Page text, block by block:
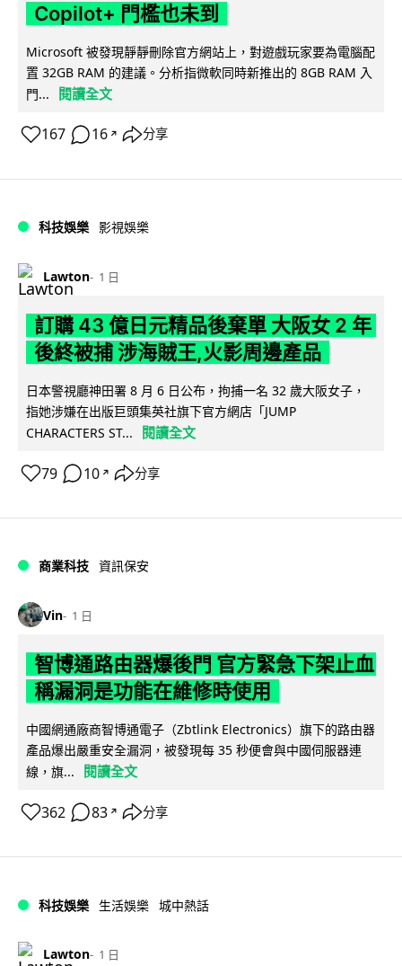
Copilot+ 門檻也未到
Microsoft 被發現靜靜刪除官方網站上，對遊戲玩家要為電腦配
置 32GB RAM 的建議。分析指微軟同時新推出的 8GB RAM 入
門...
閱讀全文
167 16 ↗ 分享
科技娛樂 影視娛樂
Lawton 1 日
訂購 43 億日元精品後棄單 大阪女 2 年
後終被捕 涉海賊王,火影周邊產品
日本警視廳神田署 8 月 6 日公布，拘捕一名 32 歲大阪女子，
指她涉嫌在出版巨頭集英社旗下官方網店「JUMP
CHARACTERS ST...
閱讀全文
79 10 ↗ 分享
商業科技 資訊保安
Vin 1 日
智博通路由器爆後門 官方緊急下架止血
稱漏洞是功能在維修時使用
中國網通廠商智博通電子（Zbtlink Electronics）旗下的路由器
產品爆出嚴重安全漏洞，被發現每 35 秒便會與中國伺服器連
線，旗...
閱讀全文
362 83 ↗ 分享
科技娛樂 生活娛樂 城中熱話
Lawton 1 日